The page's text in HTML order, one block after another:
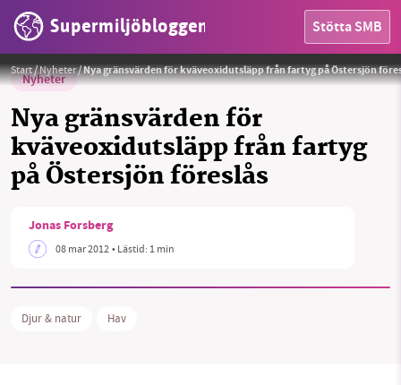
Supermiljöbloggen Stötta SMB
MILJÖFAKTA
OM OSS
Start/Nyheter/Nya gränsvärden för kväveoxidutsläpp från fartyg på Östersjön
Nyheter
Nya gränsvärden för
kväveoxidutsläpp från fartyg
på Östersjön föreslås
Jonas Forsberg
08 mar 2012• Lästid: 1 min
Djur & natur Hav